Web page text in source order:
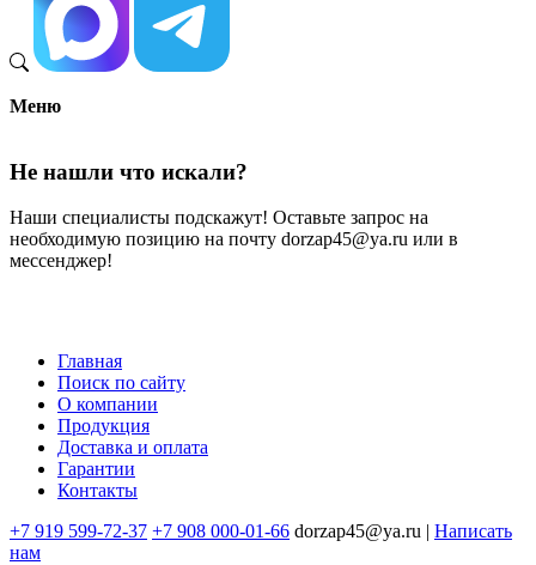
Меню
Не нашли что искали?
Наши специалисты подскажут! Оставьте запрос на
необходимую позицию на почту dorzap45@ya.ru или в
мессенджер!
Меню
подвале
Главная
Поиск по сайту
О компании
Продукция
Доставка и оплата
Гарантии
Контакты
+7 919 599-72-37 +7 908 000-01-66 dorzap45@ya.ru | Написать
нам